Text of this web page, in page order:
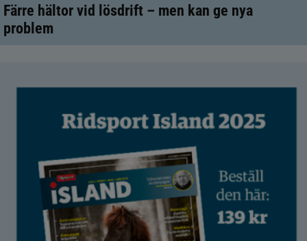
Färre hältor vid lösdrift – men kan ge nya
problem